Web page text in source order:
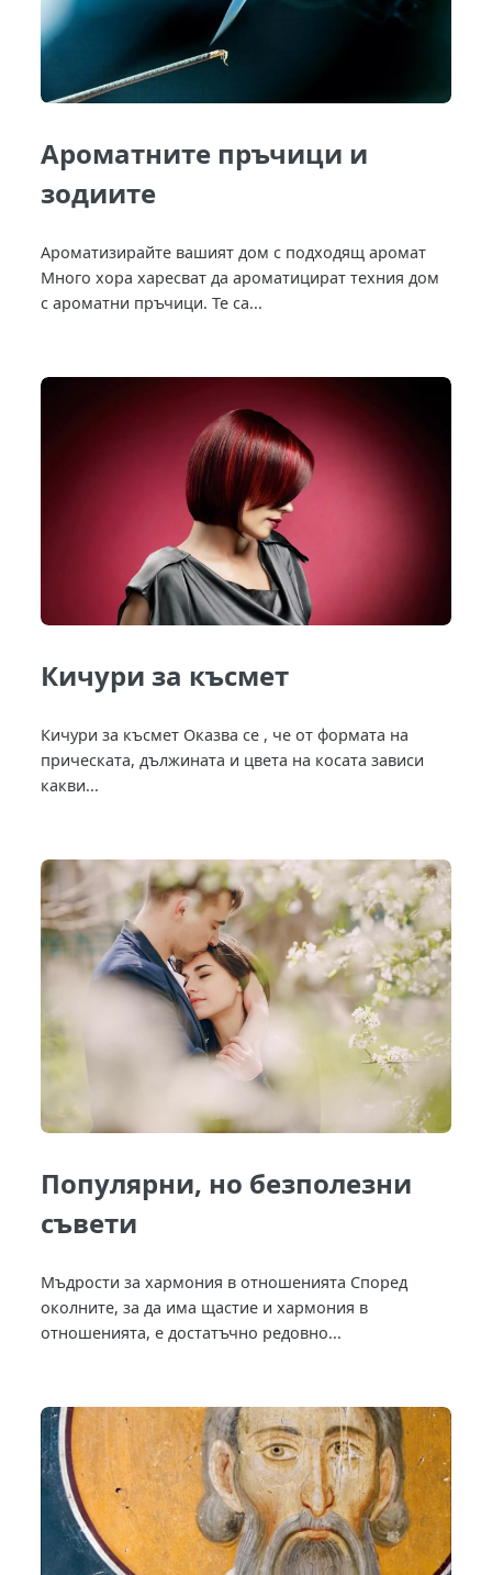
Ароматните пръчици и
зодиите
Ароматизирайте вашият дом с подходящ аромат
Много хора харесват да ароматицират техния дом
с ароматни пръчици. Те са...
Кичури за късмет
Кичури за късмет Оказва се , че от формата на
прическата, дължината и цвета на косата зависи
какви...
Популярни, но безполезни
съвети
Мъдрости за хармония в отношенията Според
околните, за да има щастие и хармония в
отношенията, е достатъчно редовно...